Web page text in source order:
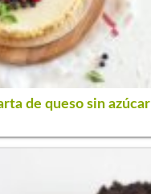
de queso sin azúcar